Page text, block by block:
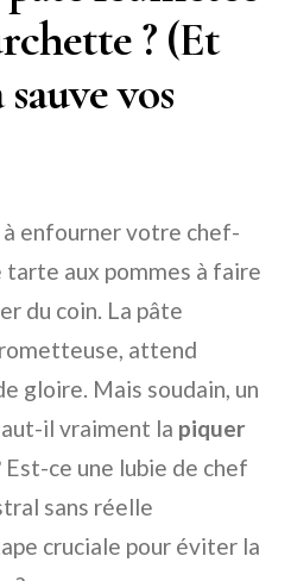
? (Et
vos
enfourner votre chef-
tarte aux pommes à faire
du coin. La pâte
attend
gloire. Mais soudain, un
il vraiment la piquer
ce une lubie de chef
sans réelle
cruciale pour éviter la